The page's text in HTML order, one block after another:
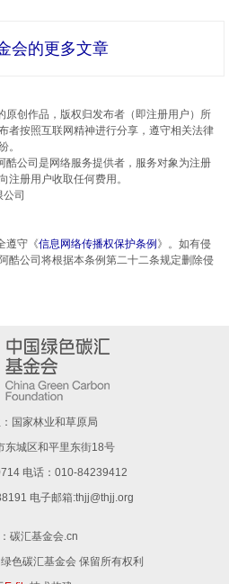
会的更多文章
原创作品，版权归发布者（即注册用户）所
者按照互联网精神进行分享，遵守相关法律
。
酷公司是网络服务提供者，服务对象为注册
注册用户收取任何费用。
司
遵守《信息网络传播权保护条例》。如有侵
酷公司将根据本条例第二十二条规定删除侵
国家林业和草原局
东城区和平里东街18号
电话：010-84239412
电子邮箱:thjj@thjj.org
碳汇基金会.cn
色碳汇基金会 保留所有权利